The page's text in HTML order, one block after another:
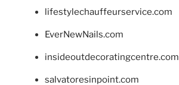
lifestylechauffeurservice.com
EverNewNails.com
insideoutdecoratingcentre.com
salvatoresinpoint.com